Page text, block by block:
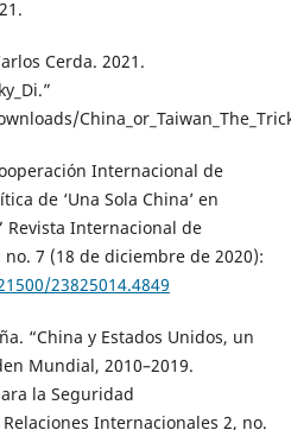
Cerda. 2021.
Internacional de
de ‘Una Sola China’ en
Revista Internacional de
7 (18 de diciembre de 2020):
23825014.4849
“China y Estados Unidos, un
Mundial, 2010–2019.
la Seguridad
Internacionales 2, no.